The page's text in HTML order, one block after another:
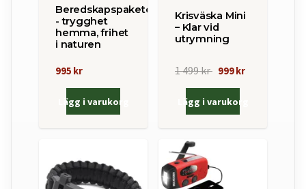
Beredskapspaketet
- trygghet
hemma, frihet
i naturen
995 kr
Lägg i varukorg
Krisväska Mini
– Klar vid
utrymning
1 499 kr 999 kr
Lägg i varukorg